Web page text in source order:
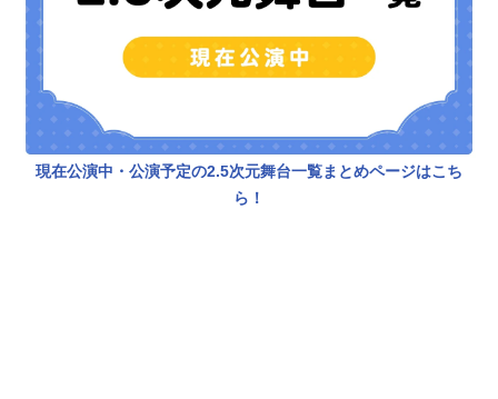
目立たぬことを旨とするスパイにと
って自決と殺人は最悪の選択肢であ
るとするＤ機関は、陸軍中枢部から
敵の裏をかき、世界中を暗躍する。
東京、上海、ロンドン……世界各地
で繰り広げられるインテリジェン
ー・ゲーム放送形態TVアニメスケジ
現在公演中・公演予定の2.5次元舞台一覧まとめページはこち
ら！